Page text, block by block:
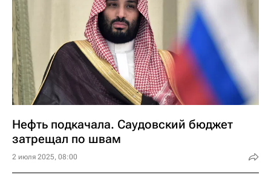
Нефть подкачала. Саудовский бюджет
затрещал по швам
2 июля 2025, 08:00